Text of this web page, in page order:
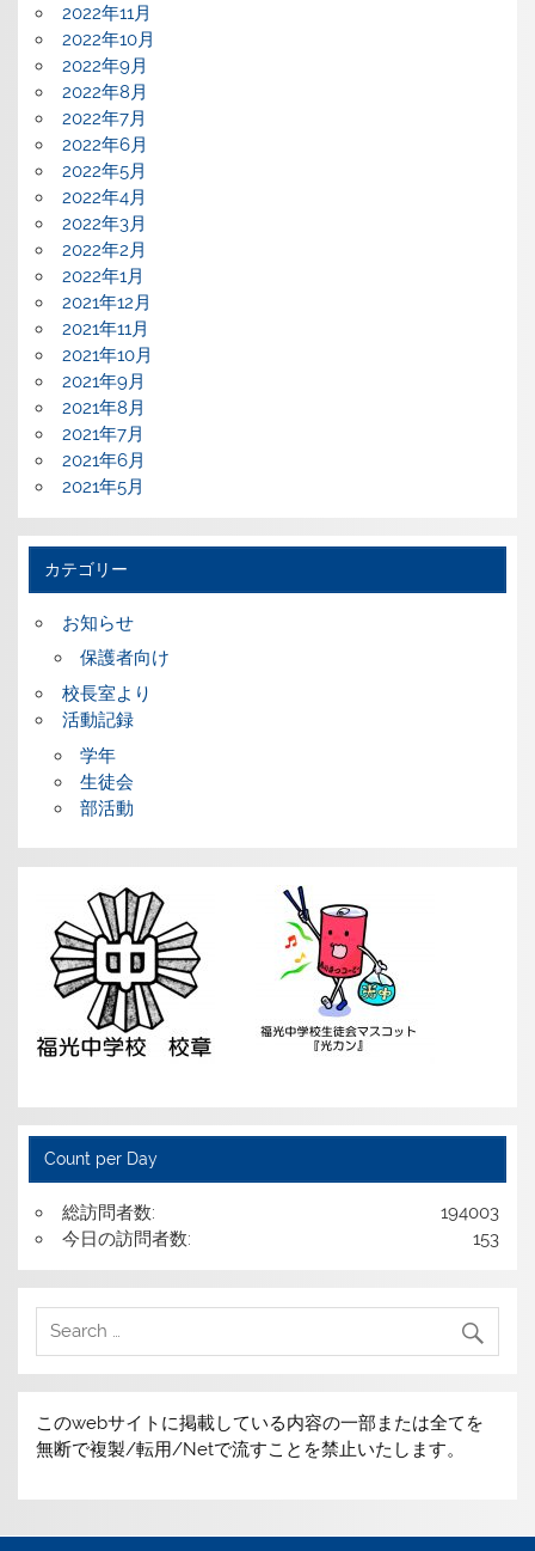
2022年11月
2022年10月
2022年9月
2022年8月
2022年7月
2022年6月
2022年5月
2022年4月
2022年3月
2022年2月
2022年1月
2021年12月
2021年11月
2021年10月
2021年9月
2021年8月
2021年7月
2021年6月
2021年5月
カテゴリー
お知らせ
保護者向け
校長室より
活動記録
学年
生徒会
部活動
Count per Day
194003
総訪問者数:
153
今日の訪問者数:
このwebサイトに掲載している内容の一部または全てを
無断で複製/転用/Netで流すことを禁止いたします。